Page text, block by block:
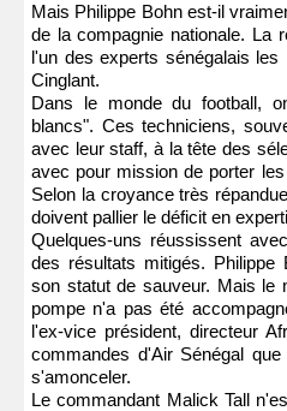
Mais Philippe Bohn est-il
de la compagnie nationale. La
l'un des experts sénégalais
Cinglant.
Dans le monde du football,
blancs". Ces techniciens,
avec leur staff, à la tête des
avec pour mission de porter
Selon la croyance très
doivent pallier le déficit en
Quelques-uns réussissent
des résultats mitigés. Philippe
son statut de sauveur. Mais le
pompe n'a pas été
l'ex-vice président, directeur
commandes d'Air Sénégal
s'amonceler.
Le commandant Malick Tall